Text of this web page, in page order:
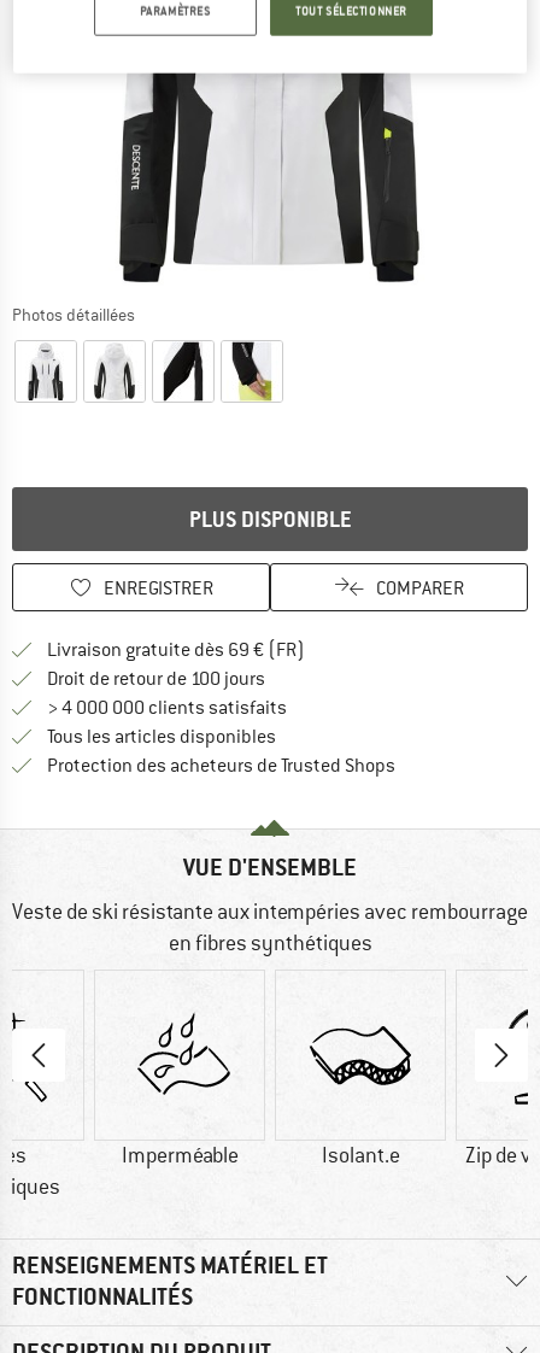
Photos détaillées
PLUS DISPONIBLE
ENREGISTRER COMPARER
Livraison gratuite dès 69 € (FR)
Droit de retour de 100 jours
> 4 000 000 clients satisfaits
Tous les articles disponibles
Protection des acheteurs de Trusted Shops
VUE D'ENSEMBLE
Veste de ski résistante aux intempéries avec rembourrage
en fibres synthétiques
Imperméable Isolant.e Zip de
RENSEIGNEMENTS MATÉRIEL ET
FONCTIONNALITÉS
PARAMÈTRES TOUT SÉLECTIONNER